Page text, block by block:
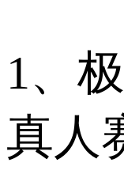
1、
真人